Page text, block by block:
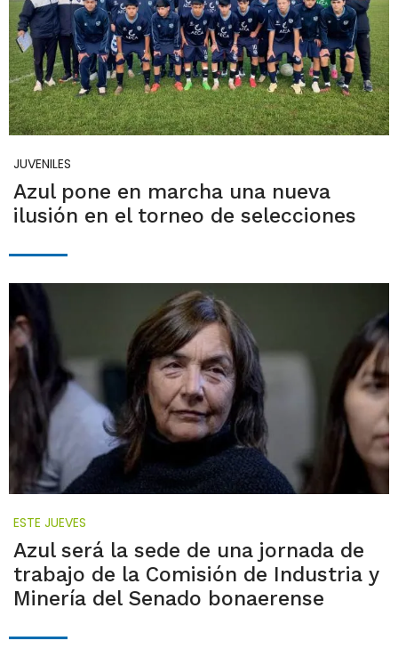
JUVENILES
Azul pone en marcha una nueva
ilusión en el torneo de selecciones
ESTE JUEVES
Azul será la sede de una jornada de
trabajo de la Comisión de Industria y
Minería del Senado bonaerense